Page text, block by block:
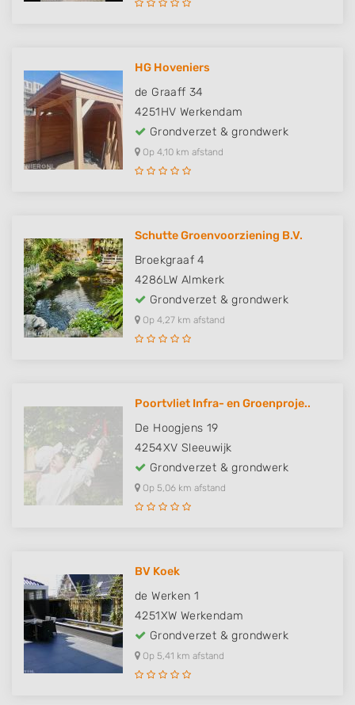
HG Hoveniers
de Graaff 34
4251HV Werkendam
Grondverzet & grondwerk
Op 4,10 km afstand
Schutte Groenvoorziening B.V.
Broekgraaf 4
4286LW Almkerk
Grondverzet & grondwerk
Op 4,27 km afstand
Poortvliet Infra- en Groenproje..
De Hoogjens 19
4254XV Sleeuwijk
Grondverzet & grondwerk
Op 5,06 km afstand
BV Koek
de Werken 1
4251XW Werkendam
Grondverzet & grondwerk
Op 5,41 km afstand